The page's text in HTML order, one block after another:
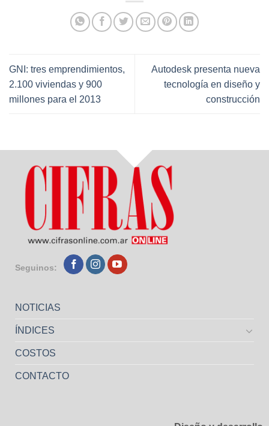
GNI: tres emprendimientos,
2.100 viviendas y 900
millones para el 2013
Autodesk presenta nueva
tecnología en diseño y
construcción
Seguinos:
NOTICIAS
ÍNDICES
COSTOS
CONTACTO